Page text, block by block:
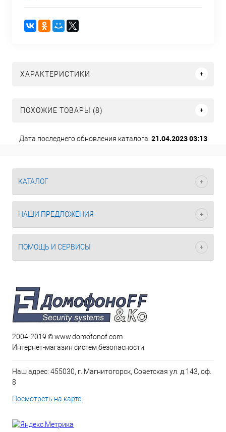
ХАРАКТЕРИСТИКИ
ПОХОЖИЕ ТОВАРЫ (8)
Дата последнего обновления каталога: 21.04.2023 03:13
КАТАЛОГ
НАШИ ПРЕДЛОЖЕНИЯ
ПОМОЩЬ И СЕРВИСЫ
2004-2019 © www.domofonof.com
Интернет-магазин систем безопасности
Наш адрес: 455030, г. Магнитогорск, Советская ул. д.143, оф.
8
Посмотреть на карте